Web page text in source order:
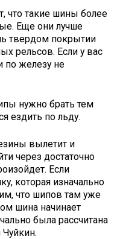
что такие шины более
Еще они лучше
твердом покрытии
рельсов. Если у вас
по железу не
нужно брать тем
ездить по льду.
вылетит и
через достаточно
Если
которая изначально
что шипов там уже
шина начинает
была рассчитана